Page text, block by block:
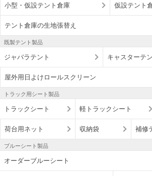
小型・仮設テント倉庫 仮設テント
テント倉庫の生地張替え
既製テント製品
ジャバラテント キャスターテ
屋外用日よけロールスクリーン
トラック用シート製品
トラックシート 軽トラックシート
荷台用ネット 収納袋 補修
ブルーシート製品
オーダーブルーシート